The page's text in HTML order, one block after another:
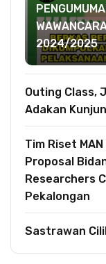
2024/2025
Outing Class,
Adakan
Tim Riset
Proposal
Researchers
Pekalongan
Sastrawan